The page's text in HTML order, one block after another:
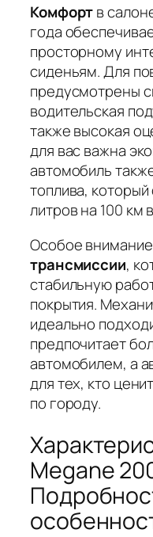
Комфортв
года
просторному
сиденьям. Для
предусмотрены
водительская
также высокая
для вас важна
автомобиль
топлива,
литров на 100
Особое внимание
трансмиссии,
стабильную
покрытия.
идеально
предпочитает
автомобилем, а
для тех, кто
по городу.
Megane